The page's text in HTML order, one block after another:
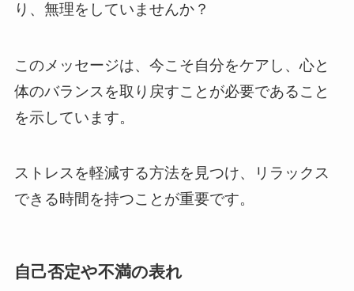
り、無理をしていませんか？
このメッセージは、今こそ自分をケアし、心と
体のバランスを取り戻すことが必要であること
を示しています。
ストレスを軽減する方法を見つけ、リラックス
できる時間を持つことが重要です。
自己否定や不満の表れ